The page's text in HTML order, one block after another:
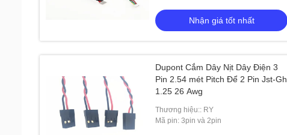
Nhận giá tốt nhất
Dupont Cắm Dây Nịt Dây Điện 3
Pin 2.54 mét Pitch Để 2 Pin Jst-Gh
1.25 26 Awg
Thương hiệu:: RY
Mã pin: 3pin và 2pin